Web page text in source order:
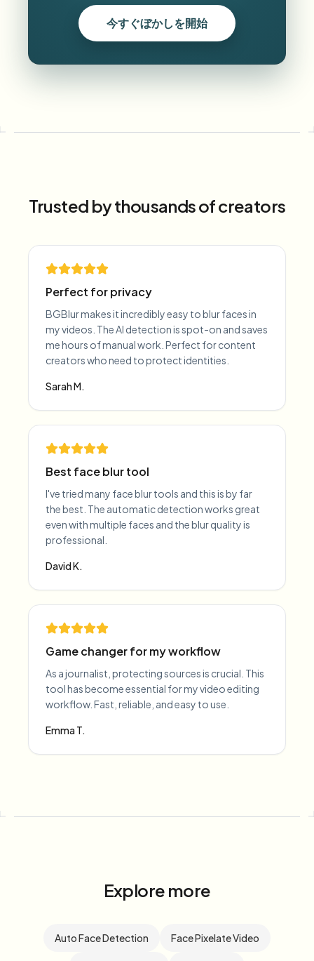
今すぐぼかしを開始
Trusted by thousands of creators
Perfect for privacy
BGBlur makes it incredibly easy to blur faces in
my videos. The AI detection is spot-on and saves
me hours of manual work. Perfect for content
creators who need to protect identities.
Sarah M.
Best face blur tool
I've tried many face blur tools and this is by far
the best. The automatic detection works great
even with multiple faces and the blur quality is
professional.
David K.
Game changer for my workflow
As a journalist, protecting sources is crucial. This
tool has become essential for my video editing
workflow. Fast, reliable, and easy to use.
Emma T.
Explore more
Auto Face Detection Face Pixelate Video